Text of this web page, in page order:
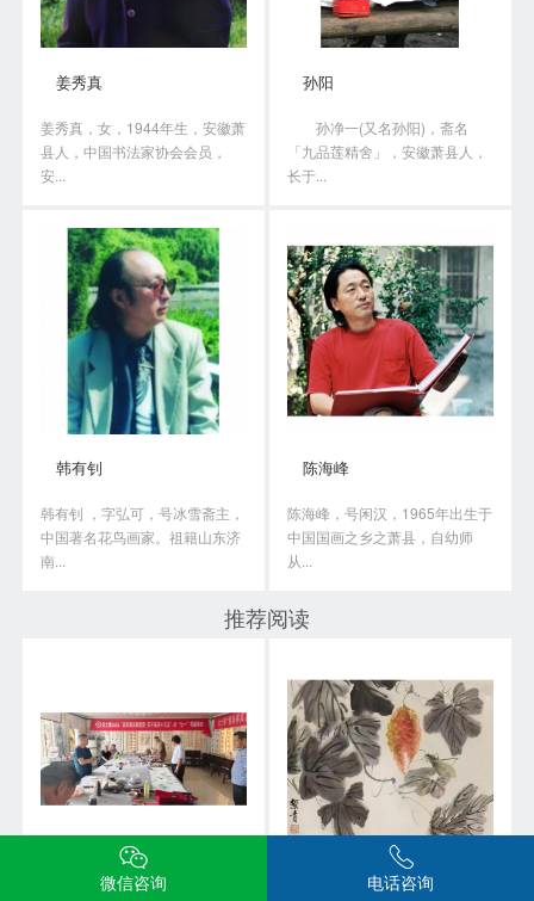
姜秀真
姜秀真，女，1944年生，安徽萧
县人，中国书法家协会会员，
安...
孙阳
孙净一(又名孙阳)，斋名
「九品莲精舍」，安徽萧县人，
长于...
韩有钊
韩有钊 ，字弘可，号冰雪斋主，
中国著名花鸟画家。祖籍山东济
南...
陈海峰
陈海峰，号闲汉，1965年出生于
中国国画之乡之萧县，自幼师
从...
推荐阅读
微信咨询 电话咨询